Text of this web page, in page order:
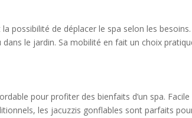
possibilité de déplacer le spa selon les
le jardin. Sa mobilité en fait un choix
pour profiter des bienfaits d’un spa.
les jacuzzis gonflables sont parfaits